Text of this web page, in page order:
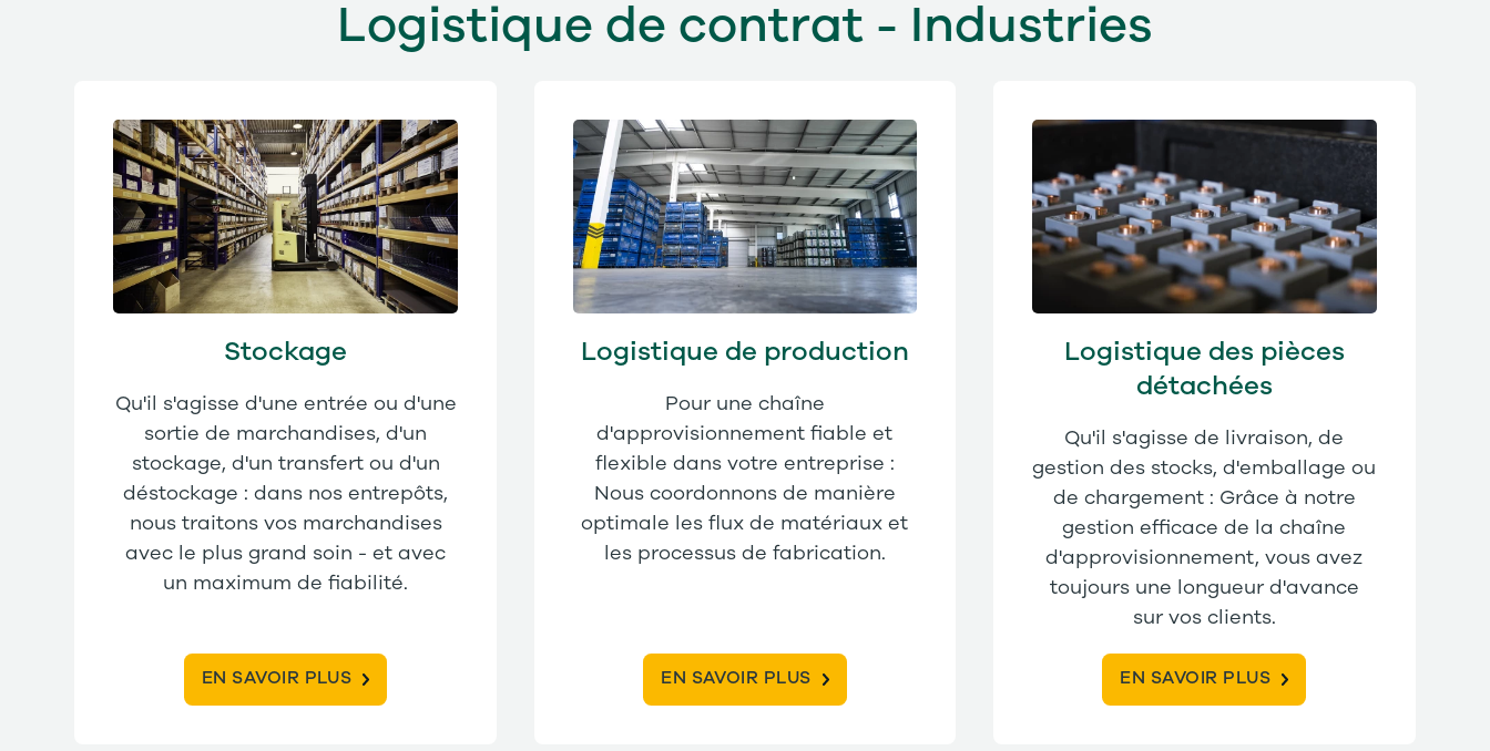
Logistique de contrat - Industries
Stockage
Qu'il s'agisse d'une entrée ou d'une
sortie de marchandises, d'un
stockage, d'un transfert ou d'un
déstockage : dans nos entrepôts,
nous traitons vos marchandises
avec le plus grand soin - et avec
un maximum de fiabilité.
EN SAVOIR PLUS
Logistique de production
Pour une chaîne
d'approvisionnement fiable et
flexible dans votre entreprise :
Nous coordonnons de manière
optimale les flux de matériaux et
les processus de fabrication.
EN SAVOIR PLUS
Logistique des pièces
détachées
Qu'il s'agisse de livraison, de
gestion des stocks, d'emballage ou
de chargement : Grâce à notre
gestion efficace de la chaîne
d'approvisionnement, vous avez
toujours une longueur d'avance
sur vos clients.
EN SAVOIR PLUS